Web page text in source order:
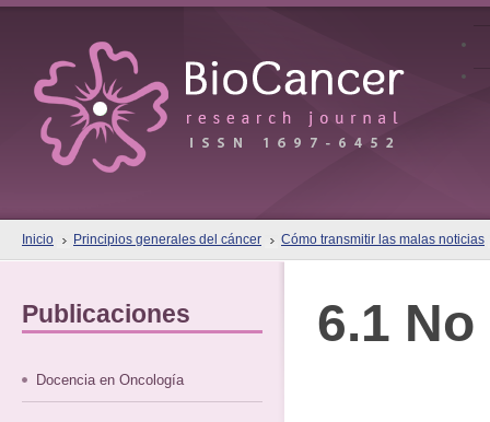
Inicio Principios generales del cáncer Cómo transmitir las malas noticias
Publicaciones
Docencia en Oncología
6.1